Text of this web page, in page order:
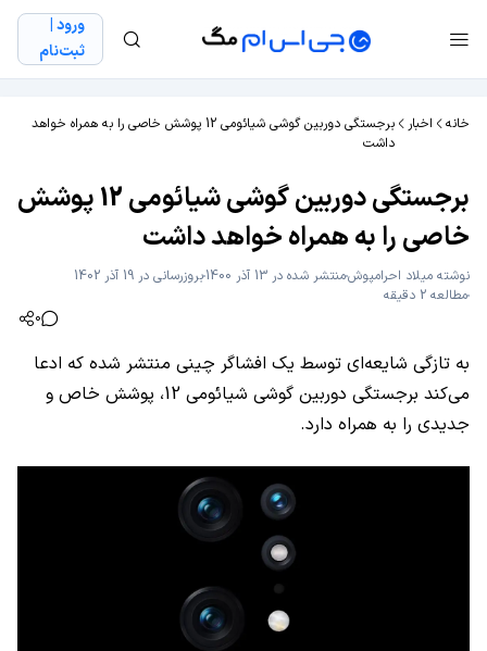
ورود |
ثبت‌نام
خانه اخبار
برجستگی دوربین گوشی شیائومی 12 پوشش خاصی را به همراه خواهد
داشت
برجستگی دوربین گوشی شیائومی 12 پوشش
خاصی را به همراه خواهد داشت
نوشته میلاد احرامپوشمنتشر شده در 13 آذر 1400
بروزرسانی در 19 آذر 1402
مطالعه 2 دقیقه
0
به تازگی شایعه‌ای توسط یک افشاگر چینی منتشر شده که ادعا
می‌کند برجستگی دوربین گوشی شیائومی 12، پوشش خاص و
جدیدی را به همراه دارد.